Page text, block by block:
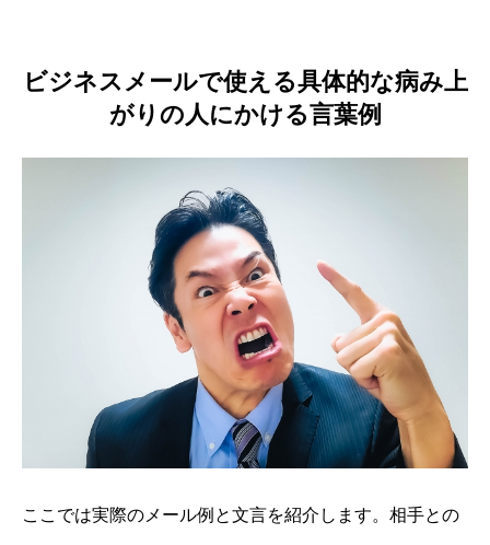
ビジネスメールで使える具体的な病み上
がりの人にかける言葉例
ここでは実際のメール例と文言を紹介します。相手との